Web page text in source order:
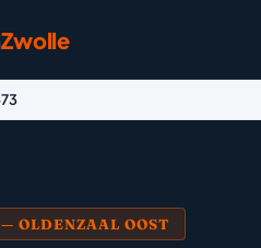
Zwolle
OLDENZAAL OOST